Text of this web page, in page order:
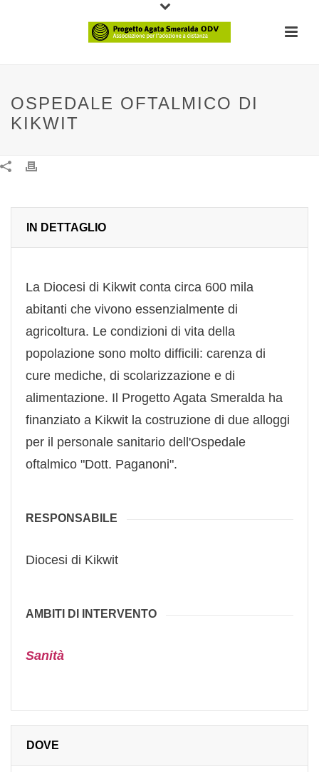
OSPEDALE OFTALMICO DI
KIKWIT
IN DETTAGLIO
La Diocesi di Kikwit conta circa 600 mila
abitanti che vivono essenzialmente di
agricoltura. Le condizioni di vita della
popolazione sono molto difficili: carenza di
cure mediche, di scolarizzazione e di
alimentazione. Il Progetto Agata Smeralda ha
finanziato a Kikwit la costruzione di due alloggi
per il personale sanitario dell'Ospedale
oftalmico "Dott. Paganoni".
RESPONSABILE
Diocesi di Kikwit
AMBITI DI INTERVENTO
Sanità
DOVE